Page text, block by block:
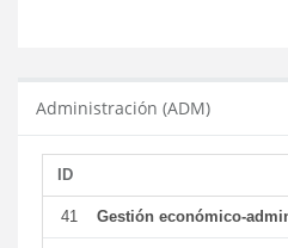
Administración (ADM)
ID
41 Gestión económico-